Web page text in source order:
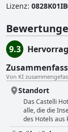
Lizenz:
9.3
Von KI
Standort
Das Castelli
alle, die die
des Hotels aus